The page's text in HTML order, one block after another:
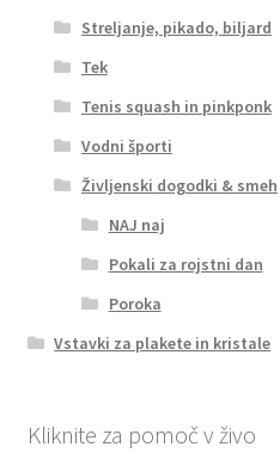
Streljanje, pikado, biljard
Tek
Tenis squash in pinkponk
Vodni športi
Življenski dogodki & smeh
NAJ naj
Pokali za rojstni dan
Poroka
Vstavki za plakete in kristale
Kliknite za pomoč v živo